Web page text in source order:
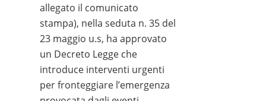
allegato il comunicato
stampa), nella seduta n. 35 del
23 maggio u.s, ha approvato
un Decreto Legge che
introduce interventi urgenti
per fronteggiare l’emergenza